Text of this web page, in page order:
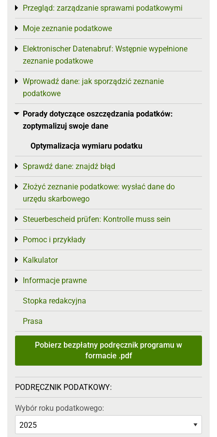
Przegląd: zarządzanie sprawami podatkowymi
Toggle menu
Moje zeznanie podatkowe
Toggle menu
Elektronischer Datenabruf: Wstępnie wypełnione
zeznanie podatkowe
Toggle menu
Wprowadź dane: jak sporządzić zeznanie
podatkowe
Toggle menu
Porady dotyczące oszczędzania podatków:
zoptymalizuj swoje dane
Toggle menu
Optymalizacja wymiaru podatku
Sprawdź dane: znajdź błąd
Toggle menu
Złożyć zeznanie podatkowe: wysłać dane do
urzędu skarbowego
Toggle menu
Steuerbescheid prüfen: Kontrolle muss sein
Toggle menu
Pomoc i przykłady
Toggle menu
Kalkulator
Toggle menu
Informacje prawne
Toggle menu
Stopka redakcyjna
Prasa
Pobierz bezpłatny podręcznik programu w
formacie .pdf
PODRĘCZNIK PODATKOWY:
Wybór roku podatkowego: